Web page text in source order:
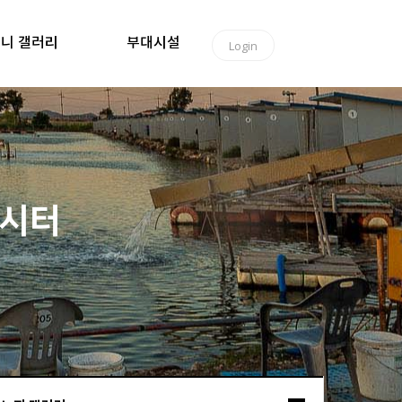
갤러리 부대시설 Login
터